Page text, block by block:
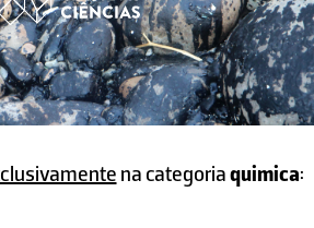
na categoriaquimica: